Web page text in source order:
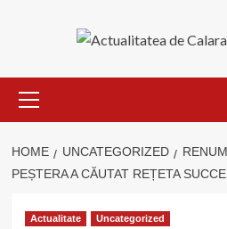
Menu
HOME UNCATEGORIZED
PEȘTERA A CĂUTAT REȚETA
Actualitate Uncategorized